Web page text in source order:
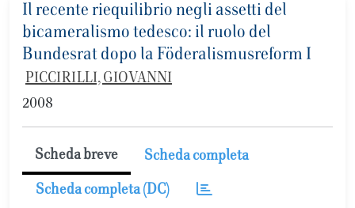
Il recente riequilibrio negli assetti del
bicameralismo tedesco: il ruolo del
Bundesrat dopo la Föderalismusreform I
PICCIRILLI, GIOVANNI
2008
Scheda breve Scheda completa
Scheda completa (DC)